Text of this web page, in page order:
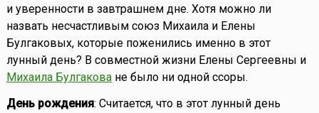
и уверенности в завтрашнем дне. Хотя можно ли
назвать несчастливым союз Михаила и Елены
Булгаковых, которые поженились именно в этот
лунный день? В совместной жизни Елены Сергеевны и
Михаила Булгаковане было ни одной ссоры.
День рождения: Считается, что в этот лунный день